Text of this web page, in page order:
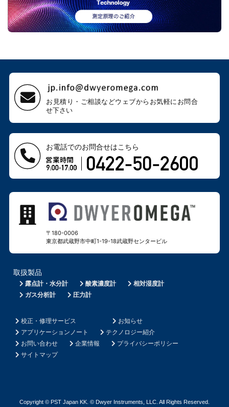
お見積り・ご相談などウェブから お気軽にお問合
せ下さい
お電話でのお問合せはこちら
〒180-0006
東京都武蔵野市中町1-19-18武蔵野センタービル
取扱製品
露点計・水分計 酸素濃度計
相対湿度計
ガス分析計
圧力計
校正・修理サービス
お知らせ
アプリケーションノート
テクノロジー紹介
お問い合わせ
企業情報
プライバシーポリシー
サイトマップ
Copyright © PST Japan KK. © Dwyer Instruments, LLC. All Rights Reserved.